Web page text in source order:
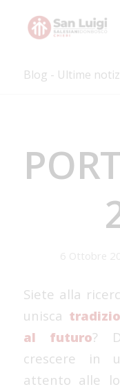
Blog - Ultime
6 Ottobre
Siete alla
unisca
al futuro?
crescere in
attento alle